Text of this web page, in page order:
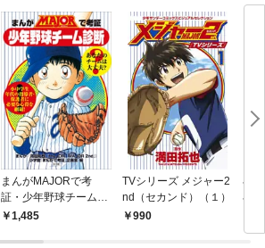
まんがMAJORで考
証・少年野球チーム診
断1,485
TVシリーズ メジャー2
nd（セカンド）（１）
990
小
小
～